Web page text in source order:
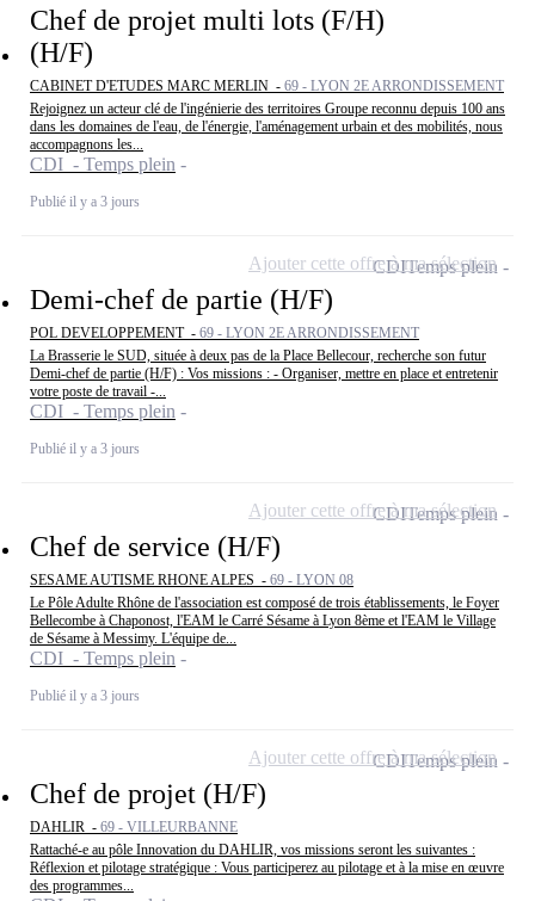
Chef de projet multi lots (F/H)
(H/F)
CABINET D'ETUDES MARC MERLIN - 69 - LYON 2E ARRONDISSEMENT
Rejoignez un acteur clé de l'ingénierie des territoires Groupe reconnu depuis 100 ans
dans les domaines de l'eau, de l'énergie, l'aménagement urbain et des mobilités, nous
accompagnons les...
CDI - Temps plein
Publié il y a 3 jours
Demi-chef de partie (H/F)
POL DEVELOPPEMENT - 69 - LYON 2E ARRONDISSEMENT
La Brasserie le SUD, située à deux pas de la Place Bellecour, recherche son futur
Demi-chef de partie (H/F) : Vos missions : - Organiser, mettre en place et entretenir
votre poste de travail -...
CDI - Temps plein
Publié il y a 3 jours
CDITemps plein
Ajouter cette offre à ma sélection
Chef de service (H/F)
SESAME AUTISME RHONE ALPES - 69 - LYON 08
Le Pôle Adulte Rhône de l'association est composé de trois établissements, le Foyer
Bellecombe à Chaponost, l'EAM le Carré Sésame à Lyon 8ème et l'EAM le Village
de Sésame à Messimy. L'équipe de...
CDI - Temps plein
Publié il y a 3 jours
CDITemps plein
Ajouter cette offre à ma sélection
Chef de projet (H/F)
DAHLIR - 69 - VILLEURBANNE
Rattaché-e au pôle Innovation du DAHLIR, vos missions seront les suivantes :
Réflexion et pilotage stratégique : Vous participerez au pilotage et à la mise en œuvre
des programmes...
CDITemps plein
Ajouter cette offre à ma sélection